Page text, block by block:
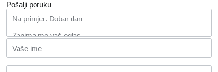
Pošalji poruku